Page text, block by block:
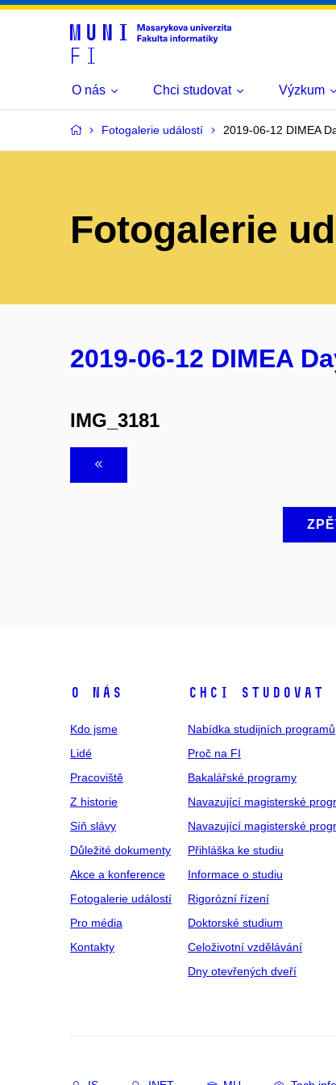
O nás Chci studovat Výzkum
Fotogalerie událostí 2019-06-12 DIMEA
Fotogalerie
2019-06-12 DIMEA
IMG_3181
O NÁS
Kdo jsme
Lidé
Pracoviště
Z historie
Síň slávy
Důležité dokumenty
Akce a konference
Fotogalerie událostí
Pro média
Kontakty
CHCI STUDOVAT
Nabídka studijních programů
Proč na FI
Bakalářské programy
Navazující magisterské
Navazující magisterské
Přihláška ke studiu
Informace o studiu
Rigorózní řízení
Doktorské studium
Celoživotní vzdělávání
Dny otevřených dveří